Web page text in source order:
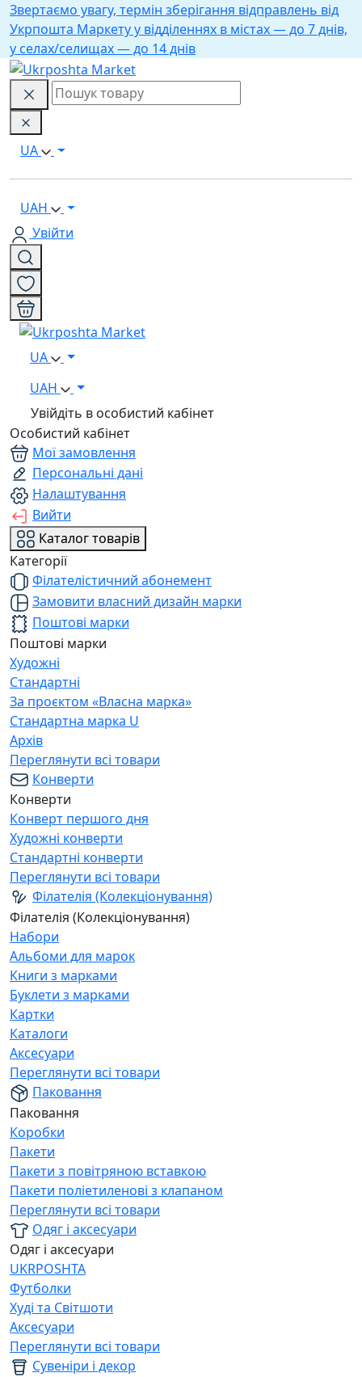
Звертаємо увагу, термін зберігання відправлень від
Укрпошта Маркету у відділеннях в містах — до 7 днів,
у селах/селищах — до 14 днів
UA
UAH
Увійти
UA
UAH
Увійдіть в особистий кабінет
Особистий кабінет
Мої замовлення
Персональні дані
Налаштування
Вийти
Каталог товарів
Категорії
Філателістичний абонемент
Замовити власний дизайн марки
Поштові марки
Поштові марки
Художні
Стандартні
За проєктом «Власна марка»
Стандартна марка U
Архів
Переглянути всі товари
Конверти
Конверти
Конверт першого дня
Художні конверти
Стандартні конверти
Переглянути всі товари
Філателія (Колекціонування)
Філателія (Колекціонування)
Набори
Альбоми для марок
Книги з марками
Буклети з марками
Картки
Каталоги
Аксесуари
Переглянути всі товари
Паковання
Паковання
Коробки
Пакети
Пакети з повітряною вставкою
Пакети поліетиленові з клапаном
Переглянути всі товари
Одяг і аксесуари
Одяг і аксесуари
UKRPOSHTA
Футболки
Худі та Світшоти
Аксесуари
Переглянути всі товари
Сувеніри і декор